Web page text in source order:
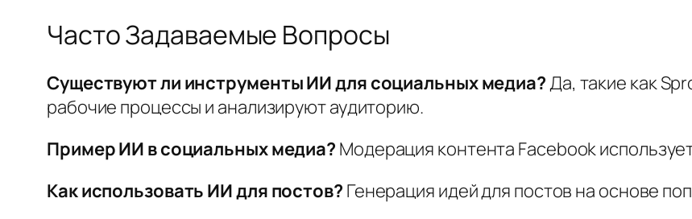
Часто Задаваемые Вопросы
Существуют ли инструменты ИИ для социальных медиа?Да, такие как
рабочие процессы и анализируют аудиторию.
Пример ИИ в социальных медиа? Модерация контента Facebook
Как использовать ИИ для постов? Генерация идей для постов на основе